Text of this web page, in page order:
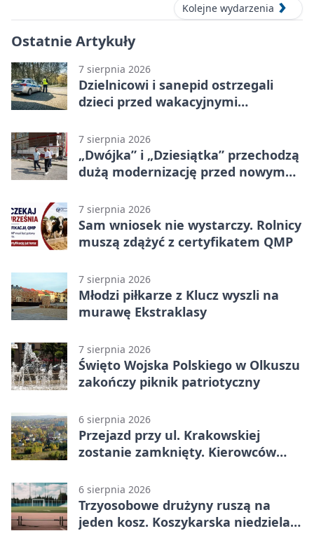
Kolejne wydarzenia
Ostatnie Artykuły
7 sierpnia 2026
Dzielnicowi i sanepid ostrzegali
dzieci przed wakacyjnymi
7 sierpnia 2026
„Dwójka” i „Dziesiątka” przechodzą
dużą modernizację przed nowym
7 sierpnia 2026
Sam wniosek nie wystarczy. Rolnicy
muszą zdążyć z certyfikatem QMP
7 sierpnia 2026
Młodzi piłkarze z Klucz wyszli na
murawę Ekstraklasy
7 sierpnia 2026
Święto Wojska Polskiego w Olkuszu
zakończy piknik patriotyczny
6 sierpnia 2026
Przejazd przy ul. Krakowskiej
zostanie zamknięty. Kierowców
6 sierpnia 2026
Trzyosobowe drużyny ruszą na
jeden kosz. Koszykarska niedziela